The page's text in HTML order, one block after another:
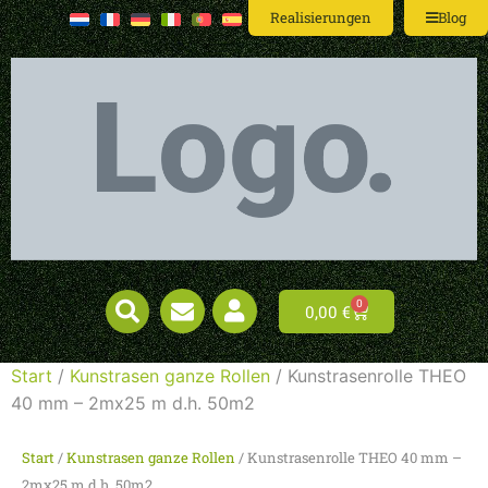
Realisierungen Blog
0,00 € 0
Start / Kunstrasen ganze Rollen / Kunstrasenrolle THEO
40 mm – 2mx25 m d.h. 50m2
Start/Kunstrasen ganze Rollen / Kunstrasenrolle THEO 40 mm –